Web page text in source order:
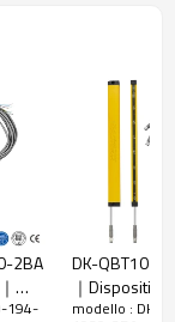
dell'emettitore e
2BA
194-
DK-QBT10-
｜Dispositivo
sicurezza
modello : DK-